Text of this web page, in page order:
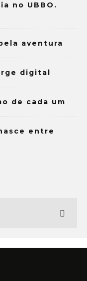
no UBBO.
aventura
digital
de cada um
entre